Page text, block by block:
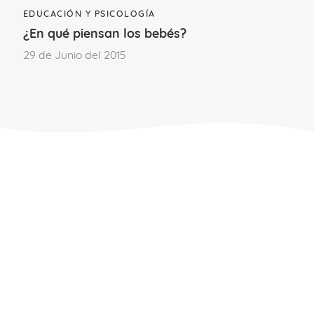
¡Sí, mucho!
EDUCACIÓN Y PSICOLOGÍA
¿En qué piensan los bebés?
29 de Junio del 2015